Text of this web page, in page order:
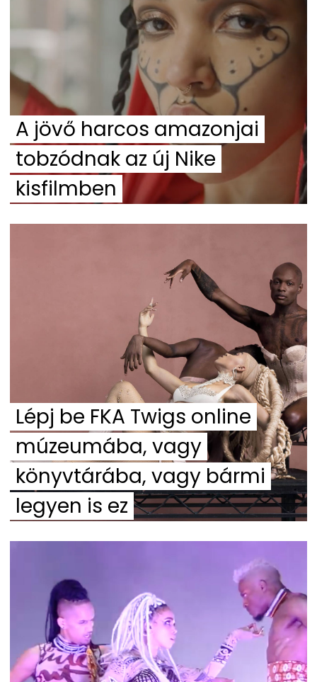
A jövő harcos amazonjai
tobzódnak az új Nike
kisfilmben
Lépj be FKA Twigs online
múzeumába, vagy
könyvtárába, vagy bármi
legyen is ez